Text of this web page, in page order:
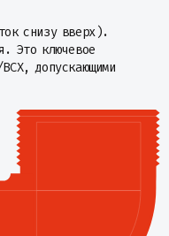
снизу вверх).
Это ключевое
допускающими